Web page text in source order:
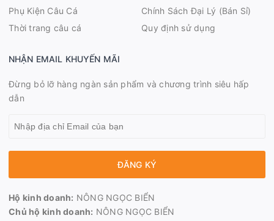
Phụ Kiện Câu Cá
Thời trang câu cá
Chính Sách Đại Lý (Bán Sỉ)
Quy định sử dụng
NHẬN EMAIL KHUYẾN MÃI
Đừng bỏ lỡ hàng ngàn sản phẩm và chương trình siêu hấp
dẫn
ĐĂNG KÝ
Hộ kinh doanh: NÔNG NGỌC BIỂN
Chủ hộ kinh doanh: NÔNG NGỌC BIỂN